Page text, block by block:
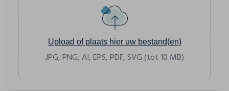
Upload of plaats hier uw bestand(en)
JPG, PNG, AI, EPS, PDF, SVG (tot 10 MB)